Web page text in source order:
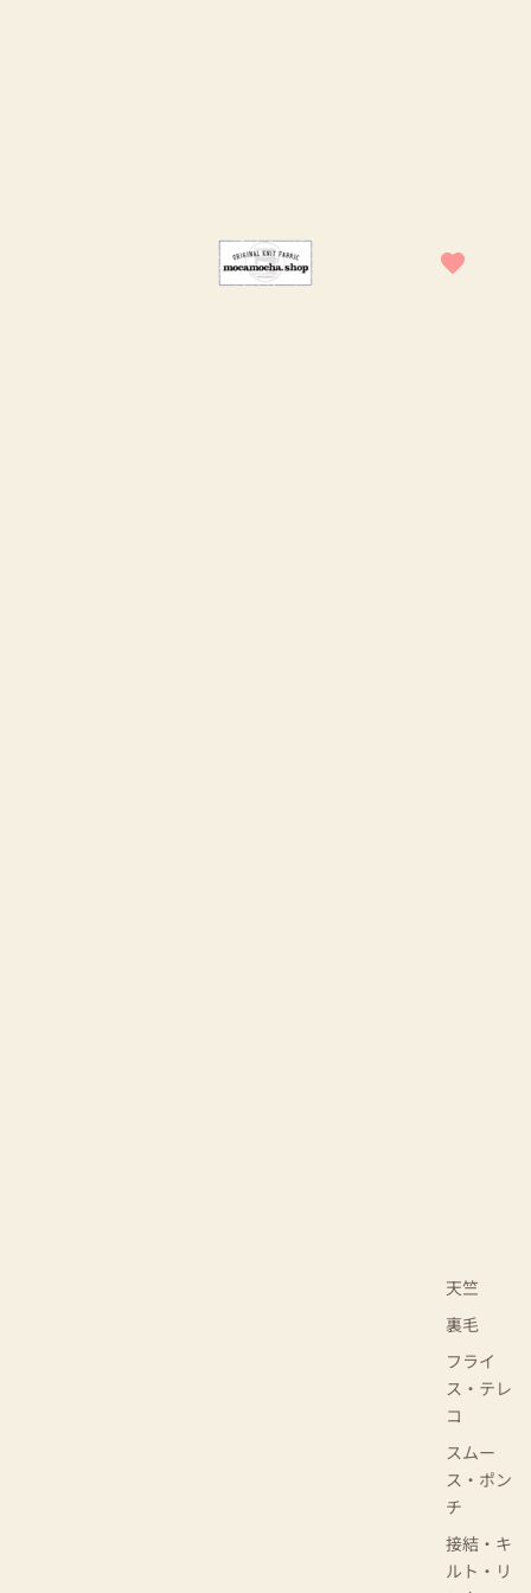
天竺
裏毛
フライ
ス・テレ
コ
スムー
ス・ポン
チ
接結・キ
ルト・リ